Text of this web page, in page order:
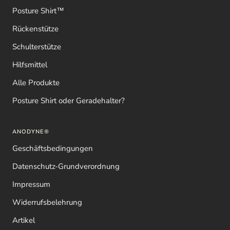
Posture Shirt™
Rückenstütze
Schulterstütze
Hilfsmittel
Alle Produkte
Posture Shirt oder Geradehalter?
ANODYNE®
Geschäftsbedingungen
Datenschutz-Grundverordnung
Impressum
Widerrufsbelehrung
Artikel